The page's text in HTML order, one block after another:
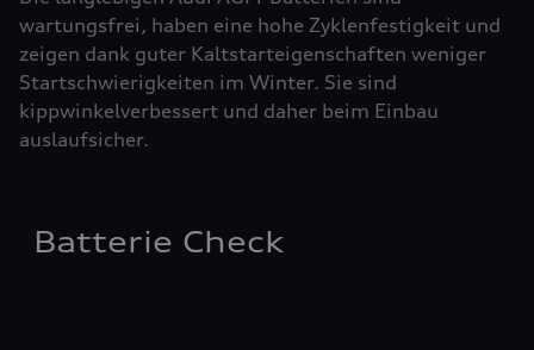
wartungsfrei, haben eine hohe Zyklenfestigkeit und
zeigen dank guter Kaltstarteigenschaften weniger
Startschwierigkeiten im Winter. Sie sind
kippwinkelverbessert und daher beim Einbau
auslaufsicher.
Batterie Check